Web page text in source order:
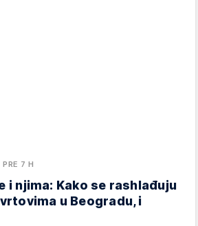
PRE 7 H
i njima: Kako se rashlađuju
u Beogradu, i